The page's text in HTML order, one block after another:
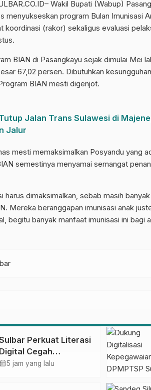
Wakil Bupati (Wabup)
menyukseskan program Bulan Imunisasi
koordinasi (rakor) sekaligus evaluasi
BIAN di Pasangkayu sejak dimulai Mei
67,02 persen. Dibutuhkan
BIAN mesti digenjot.
Jalan Trans Sulawesi di
Jalur
mesti memaksimalkan Posyandu yang
semestinya menyamai semangat
harus dimaksimalkan, sebab masih
Mereka beranggapan imunisasi anak
begitu banyak manfaat imunisasi ini bagi
Perkuat Literasi
Digital Cegah
Kejahatan Love
calendar_month5 jam yang lalu